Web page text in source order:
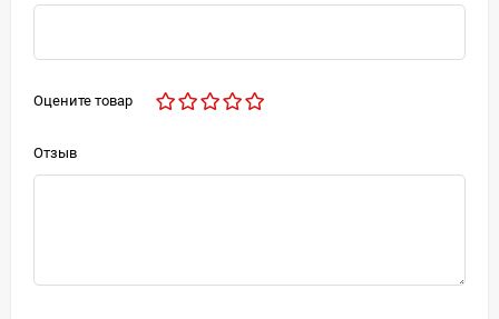
Оцените товар
Отзыв